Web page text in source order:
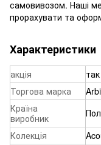
самовивозом. Наші
прорахувати та
Характеристики
акція
так
Торгова марка
Країна
виробник
Колекція